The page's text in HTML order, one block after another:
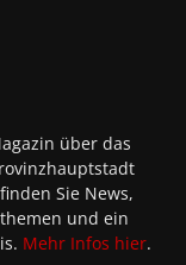
über das
Sie News,
und ein
Mehr Infos hier.